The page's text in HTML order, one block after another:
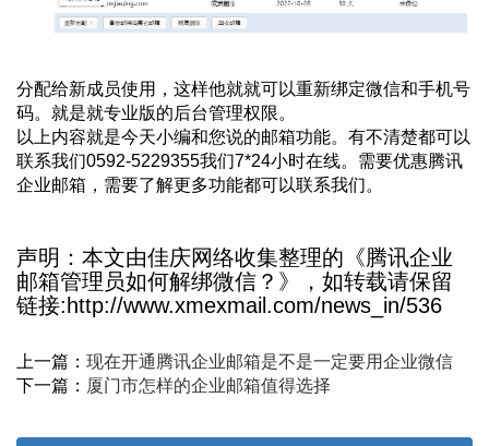
分配给新成员使用，这样他就就可以重新绑定微信和手机号
码。就是就专业版的后台管理权限。
以上内容就是今天小编和您说的邮箱功能。有不清楚都可以
联系我们0592-5229355我们7*24小时在线。需要优惠腾讯
企业邮箱，需要了解更多功能都可以联系我们。
声明：本文由佳庆网络收集整理的《腾讯企业
邮箱管理员如何解绑微信？》，如转载请保留
链接:http://www.xmexmail.com/news_in/536
上一篇： 现在开通腾讯企业邮箱是不是一定要用企业微信
下一篇： 厦门市怎样的企业邮箱值得选择